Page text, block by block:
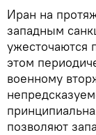
Иран на
западным
ужесточаются
этом
военному
позволяют